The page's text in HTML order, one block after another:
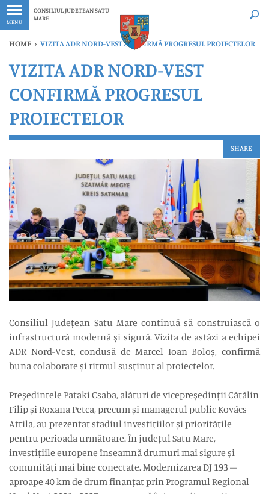
MENU
CONSILIUL JUDEȚEAN SATU
MARE
Ultimele
HOME › VIZITA ADR NORD-VEST CONFIRMĂ PROGRESUL PROIECTELOR
VIZITA ADR NORD-VEST
CONFIRMĂ PROGRESUL
PROIECTELOR
SHARE
Consiliul Județean Satu Mare continuă să construiască o
infrastructură modernă și sigură. Vizita de astăzi a echipei
ADR Nord-Vest, condusă de Marcel Ioan Boloș, confirmă
buna colaborare și ritmul susținut al proiectelor.
Președintele Pataki Csaba, alături de vicepreședinții Cătălin
Filip și Roxana Petca, precum și managerul public Kovács
Attila, au prezentat stadiul investițiilor și prioritățile
pentru perioada următoare. În județul Satu Mare,
investițiile europene înseamnă drumuri mai sigure și
comunități mai bine conectate. Modernizarea DJ 193 –
aproape 40 km de drum finanțat prin Programul Regional